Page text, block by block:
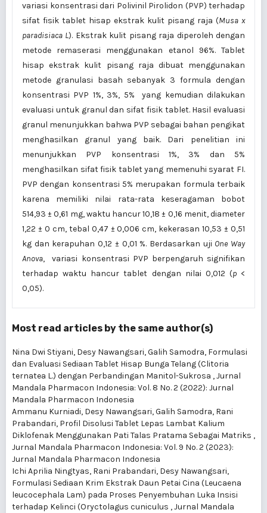
variasi konsentrasi dari Polivinil Pirolidon (PVP) terhadap
sifat fisik tablet hisap ekstrak kulit pisang raja (Musa x
paradisiaca L). Ekstrak kulit pisang raja diperoleh dengan
metode remaserasi menggunakan etanol 96%. Tablet
hisap ekstrak kulit pisang raja dibuat menggunakan
metode granulasi basah sebanyak 3 formula dengan
konsentrasi PVP 1%, 3%, 5% yang kemudian dilakukan
evaluasi untuk granul dan sifat fisik tablet. Hasil evaluasi
granul menunjukkan bahwa PVP sebagai bahan pengikat
menghasilkan granul yang baik. Dari penelitian ini
menunjukkan PVP konsentrasi 1%, 3% dan 5%
menghasilkan sifat fisik tablet yang memenuhi syarat FI.
PVP dengan konsentrasi 5% merupakan formula terbaik
karena memiliki nilai rata-rata keseragaman bobot
514,93 ± 0,61 mg, waktu hancur 10,18 ± 0,16 menit, diameter
1,22 ± 0 cm, tebal 0,47 ± 0,006 cm, kekerasan 10,53 ± 0,51
kg dan kerapuhan 0,12 ± 0,01 %. Berdasarkan uji One Way
Anova, variasi konsentrasi PVP berpengaruh signifikan
terhadap waktu hancur tablet dengan nilai 0,012 (p <
0,05).
Most read articles by the same author(s)
Nina Dwi Stiyani, Desy Nawangsari, Galih Samodra, Formulasi
dan Evaluasi Sediaan Tablet Hisap Bunga Telang (Clitoria
ternatea L.) dengan Perbandingan Manitol-Sukrosa ,Jurnal
Mandala Pharmacon Indonesia: Vol. 8 No. 2 (2022): Jurnal
Mandala Pharmacon Indonesia
Ammanu Kurniadi, Desy Nawangsari, Galih Samodra, Rani
Prabandari, Profil Disolusi Tablet Lepas Lambat Kalium
Diklofenak Menggunakan Pati Talas Pratama Sebagai Matriks ,
Jurnal Mandala Pharmacon Indonesia: Vol. 9 No. 2 (2023):
Jurnal Mandala Pharmacon Indonesia
Ichi Aprilia Ningtyas, Rani Prabandari, Desy Nawangsari,
Formulasi Sediaan Krim Ekstrak Daun Petai Cina (Leucaena
leucocephala Lam) pada Proses Penyembuhan Luka Insisi
terhadap Kelinci (Oryctolagus cuniculus ,Jurnal Mandala